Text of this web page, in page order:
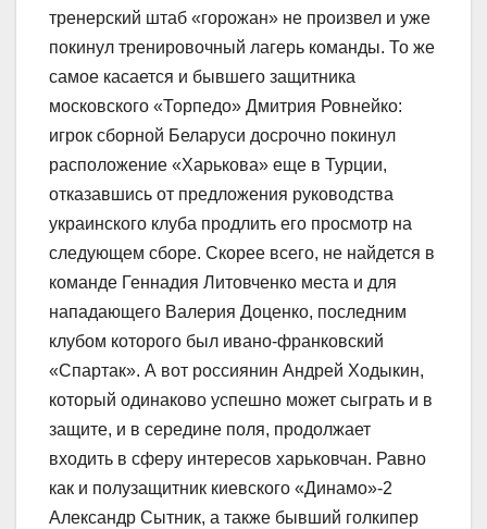
тренерский штаб «горожан» не произвел и уже
покинул тренировочный лагерь команды. То же
самое касается и бывшего защитника
московского «Торпедо» Дмитрия Ровнейко:
игрок сборной Беларуси досрочно покинул
расположение «Харькова» еще в Турции,
отказавшись от предложения руководства
украинского клуба продлить его просмотр на
следующем сборе. Скорее всего, не найдется в
команде Геннадия Литовченко места и для
нападающего Валерия Доценко, последним
клубом которого был ивано-франковский
«Спартак». А вот россиянин Андрей Ходыкин,
который одинаково успешно может сыграть и в
защите, и в середине поля, продолжает
входить в сферу интересов харьковчан. Равно
как и полузащитник киевского «Динамо»-2
Александр Сытник, а также бывший голкипер